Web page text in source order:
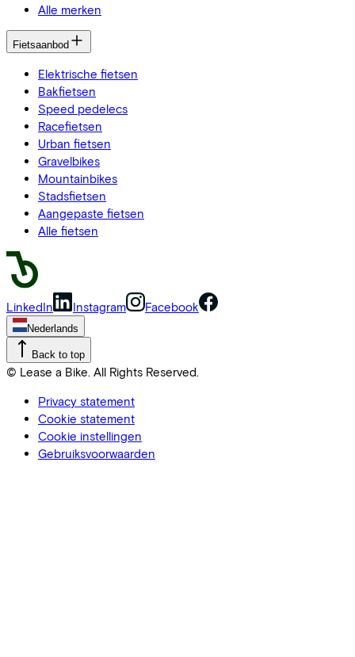
Alle merken
Fietsaanbod
Elektrische fietsen
Bakfietsen
Speed pedelecs
Racefietsen
Urban fietsen
Gravelbikes
Mountainbikes
Stadsfietsen
Aangepaste fietsen
Alle fietsen
LinkedIn Instagram Facebook
Nederlands
Back to top
© Lease a Bike. All Rights Reserved.
Privacy statement
Cookie statement
Cookie instellingen
Gebruiksvoorwaarden